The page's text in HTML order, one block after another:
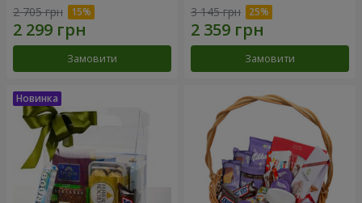
2 705 грн
Замовити
3 145 грн
Замовити